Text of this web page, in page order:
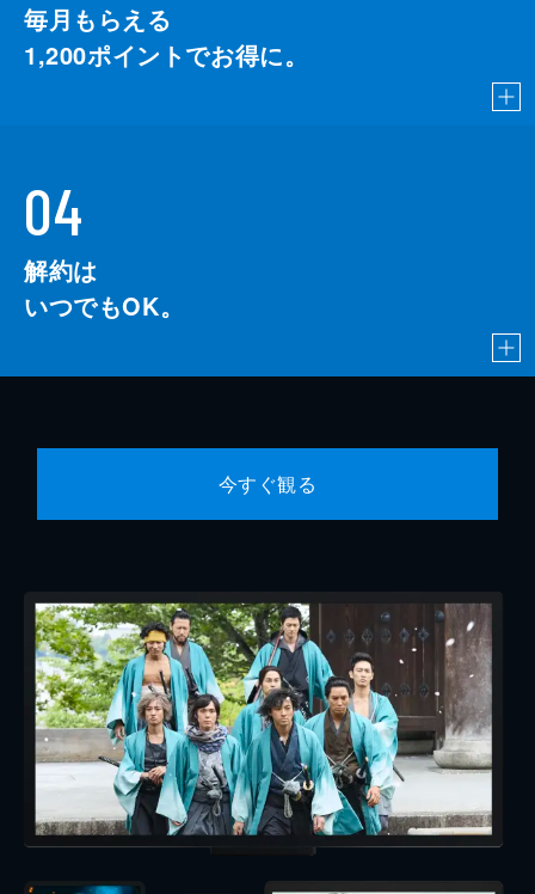
毎月もらえる
1,200ポイントでお得に。
04
解約は
いつでもOK。
今すぐ観る